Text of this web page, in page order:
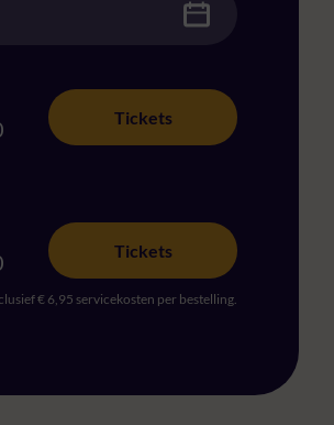
Tickets
Tickets
€ 6,95 servicekosten per bestelling.